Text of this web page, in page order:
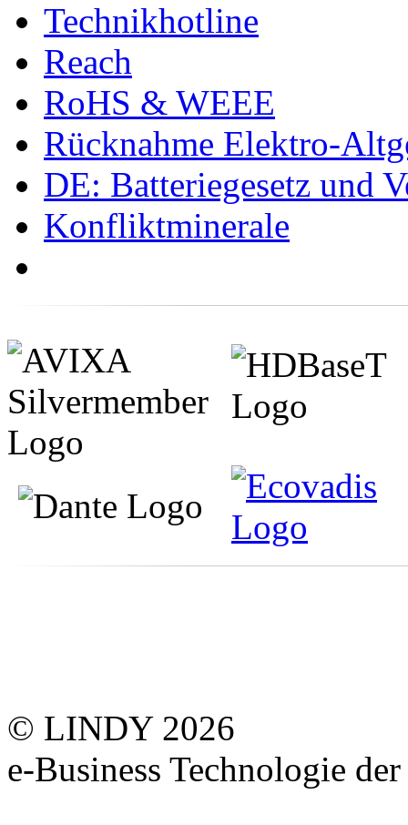
Technikhotline
Reach
RoHS & WEEE
Rücknahme Elektro-
DE: Batteriegesetz und
Konfliktminerale
© LINDY 2026
e-Business Technologie